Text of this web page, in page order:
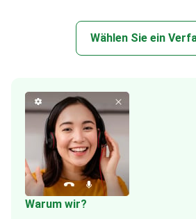
Wählen Sie ein
Warum wir?